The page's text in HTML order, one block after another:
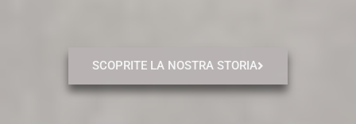
SCOPRITE LA NOSTRA STORIA